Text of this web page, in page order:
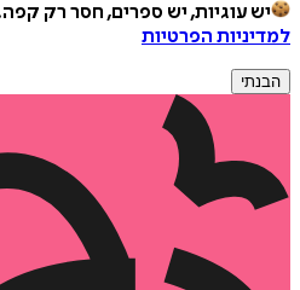
יש עוגיות, יש ספרים, חסר רק
למדיניות הפרטיות
הבנתי